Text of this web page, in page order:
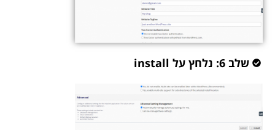
שלב 6: נלחץ על install